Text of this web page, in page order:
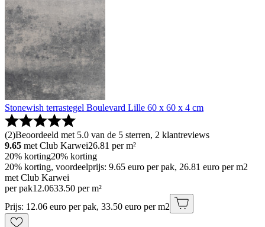
Stonewish terrastegel Boulevard Lille 60 x 60 x 4 cm
(2)Beoordeeld met 5.0 van de 5 sterren, 2 klantreviews
9.65 met Club Karwei26.81 per m²
20% korting20% korting
20% korting, voordeelprijs: 9.65 euro per pak, 26.81 euro per m2
met Club Karwei
per pak12.0633.50 per m²
Prijs: 12.06 euro per pak, 33.50 euro per m2